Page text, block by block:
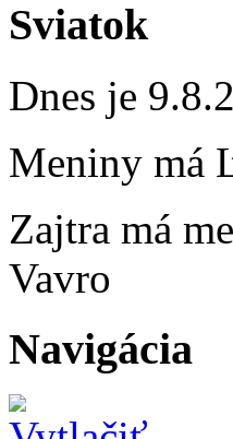
Sviatok
Dnes je
Meniny má
Zajtra má
Vavro
Navigácia